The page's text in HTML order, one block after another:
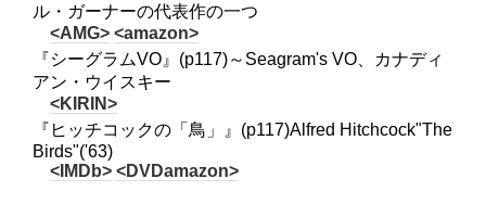
ル・ガーナーの代表作の一つ
<AMG> <amazon>
『シーグラムVO』(p117)～Seagram's VO、カナディ
アン・ウイスキー
<KIRIN>
『ヒッチコックの「鳥」』(p117)Alfred Hitchcock"The
Birds"('63)
<IMDb> <DVDamazon>